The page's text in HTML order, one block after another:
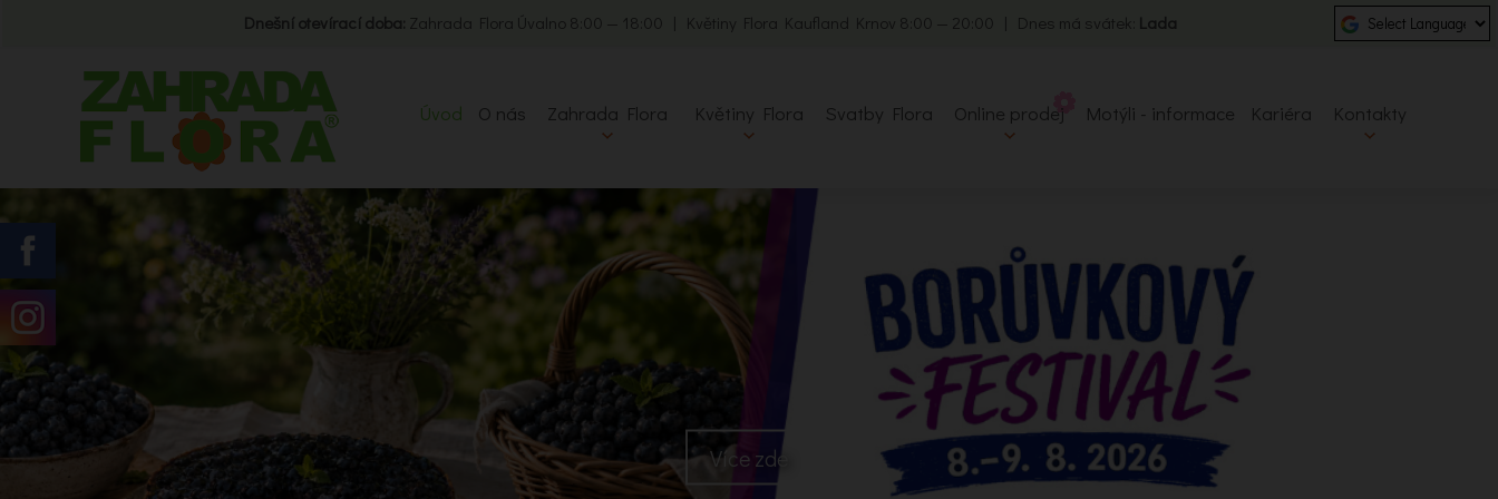
Dnešní otevírací doba: Zahrada Flora Úvalno 8:00 — 18:00 | Květiny Flora Kaufland Krnov 8:00 — 20:00 | Dnes má svátek: Lada
Úvod O nás Zahrada Flora Květiny Flora Svatby Flora Online prodej Motýli - informace Kariéra Kontakty
Více zde